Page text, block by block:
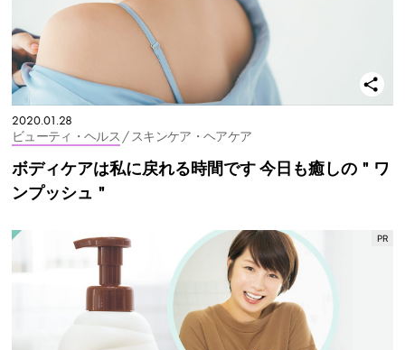
2020.01.28
ビューティ・ヘルス / スキンケア・ヘアケア
ボディケアは私に戻れる時間です 今日も癒しの＂ワ
ンプッシュ＂